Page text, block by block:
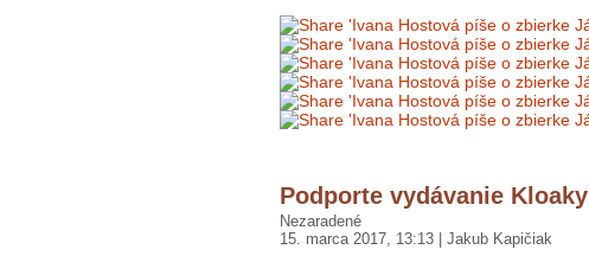
Podporte vydávanie Kloaky
Nezaradené
15. marca 2017, 13:13 | Jakub Kapičiak